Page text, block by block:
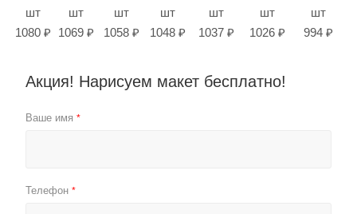
шт
1080 ₽
шт
1069 ₽
шт
1058 ₽
шт
1048 ₽
шт
1037 ₽
шт
1026 ₽
шт
994 ₽
Акция! Нарисуем макет бесплатно!
Ваше имя *
Телефон *